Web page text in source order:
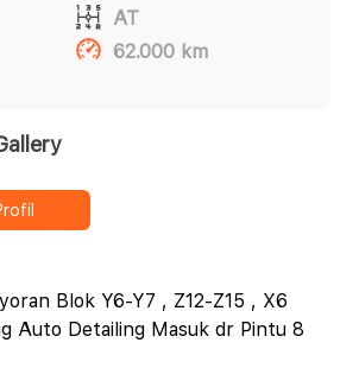
AT
62.000 km
Blok Y6-Y7 , Z12-Z15 , X6
Auto Detailing Masuk dr Pintu 8